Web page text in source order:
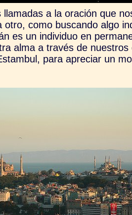
a la oración que
como buscando algo
es un individuo en
alma a través de
para apreciar un